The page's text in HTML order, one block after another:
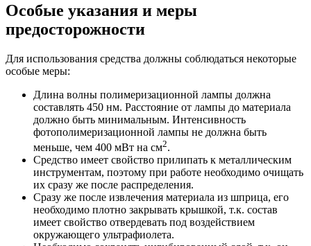
Особые указания и меры
предосторожности
Для использования средства должны соблюдаться некоторые
особые меры:
Длина волны полимеризационной лампы должна
составлять 450 нм. Расстояние от лампы до материала
должно быть минимальным. Интенсивность
фотополимеризационной лампы не должна быть
меньше, чем 400 мВт на см2.
Средство имеет свойство прилипать к металлическим
инструментам, поэтому при работе необходимо очищать
их сразу же после распределения.
Сразу же после извлечения материала из шприца, его
необходимо плотно закрывать крышкой, т.к. состав
имеет свойство отвердевать под воздействием
окружающего ультрафиолета.